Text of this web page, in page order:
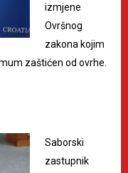
izmjene
Ovršnog
zakona kojim
zaštićen od ovrhe.
Saborski
zastupnik